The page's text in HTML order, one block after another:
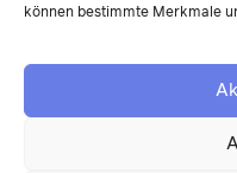
können bestimmte Merkmale